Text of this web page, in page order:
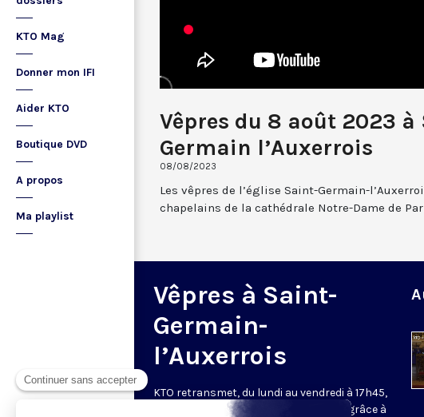
KTO Mag
Donner mon IFI
Aider KTO
Boutique DVD
A propos
Ma playlist
Vêpres du 8 août 2023
Germain l’Auxerrois
08/08/2023
Les vêpres de l’église Saint-Germain-
chapelains de la cathédrale Notre-Dame de
Vêpres à Saint-
Germain-
l’Auxerrois
KTO retransmet, du lundi au vendredi à 17h45,
les vêpres en direct de Saint-Germain grâce à